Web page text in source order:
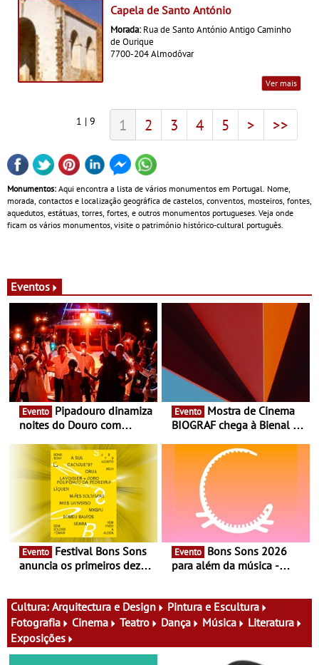
Capela de Santo António
Morada: Rua de Santo António Antigo Caminho
de Ourique
7700-204 Almodôvar
Ver mais
1 | 9 1 2 3 4 5 > >>
Monumentos: Aqui encontra a lista de vários monumentos em Portugal. Nome,
morada, contactos e localização geográfica de castelos, conventos, mosteiros, fontes,
aquedutos, estátuas, torres, fortes, e outros monumentos portugueses. Veja onde
ficam os vários monumentos, visite o património histórico-cultural português.
Eventos
Evento
noites do Douro com
vinho, gastronomia e
música
Evento
BIOGRAF chega à Bienal de
Documentário, ensaio
fílmico e práticas artísticas
Evento
anuncia os primeiros dez
Evento
para além da música -
atividades para toda a
família e muito mais
Cultura: Arquitectura e Design
Pintura e Escultura
Fotografia
Cinema Teatro Dança Música
Literatura
Exposições